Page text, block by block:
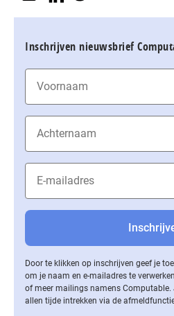
Inschrijven nieuwsbrief
Door te klikken op inschrijven geef je
om je naam en e-mailadres te
of meer mailings namens
allen tijde intrekken via de